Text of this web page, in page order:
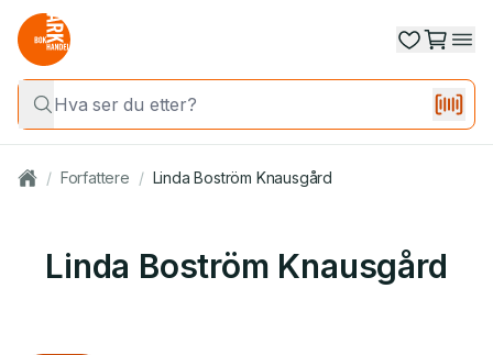
/ Forfattere / Linda Boström Knausgård
Linda Boström Knausgård